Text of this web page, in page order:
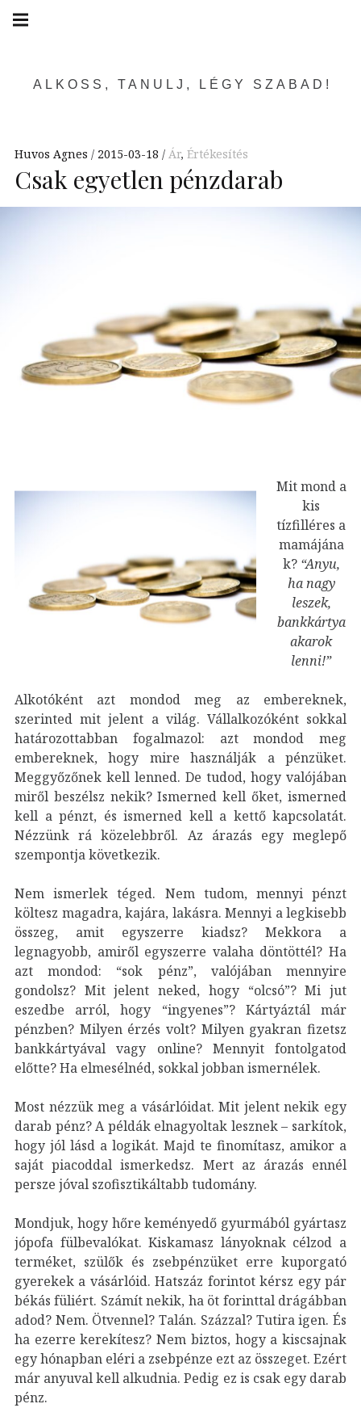
Skip
ALKOSS, TANULJ, LÉGY SZABAD!
navigation
Huvos Agnes 2015-03-18 Ár, Értékesítés
Csak egyetlen pénzdarab
Mit mond a
kis
tízfilléres a
mamájána
k? “Anyu,
ha nagy
leszek,
bankkártya
akarok
lenni!”
Alkotóként azt mondod meg az embereknek,
szerinted mit jelent a világ. Vállalkozóként sokkal
határozottabban fogalmazol: azt mondod meg
embereknek, hogy mire használják a pénzüket.
Meggyőzőnek kell lenned. De tudod, hogy valójában
miről beszélsz nekik? Ismerned kell őket, ismerned
kell a pénzt, és ismerned kell a kettő kapcsolatát.
Nézzünk rá közelebbről. Az árazás egy meglepő
szempontja következik.
Nem ismerlek téged. Nem tudom, mennyi pénzt
költesz magadra, kajára, lakásra. Mennyi a legkisebb
összeg, amit egyszerre kiadsz? Mekkora a
legnagyobb, amiről egyszerre valaha döntöttél? Ha
azt mondod: “sok pénz”, valójában mennyire
gondolsz? Mit jelent neked, hogy “olcsó”? Mi jut
eszedbe arról, hogy “ingyenes”? Kártyáztál már
pénzben? Milyen érzés volt? Milyen gyakran fizetsz
bankkártyával vagy online? Mennyit fontolgatod
előtte? Ha elmesélnéd, sokkal jobban ismernélek.
Most nézzük meg a vásárlóidat. Mit jelent nekik egy
darab pénz? A példák elnagyoltak lesznek – sarkítok,
hogy jól lásd a logikát. Majd te finomítasz, amikor a
saját piacoddal ismerkedsz. Mert az árazás ennél
persze jóval szofisztikáltabb tudomány.
Mondjuk, hogy hőre keményedő gyurmából gyártasz
jópofa fülbevalókat. Kiskamasz lányoknak célzod a
terméket, szülők és zsebpénzüket erre kuporgató
gyerekek a vásárlóid. Hatszáz forintot kérsz egy pár
békás füliért. Számít nekik, ha öt forinttal drágábban
adod? Nem. Ötvennel? Talán. Százzal? Tutira igen. És
ha ezerre kerekítesz? Nem biztos, hogy a kiscsajnak
egy hónapban eléri a zsebpénze ezt az összeget. Ezért
már anyuval kell alkudnia. Pedig ez is csak egy darab
pénz.